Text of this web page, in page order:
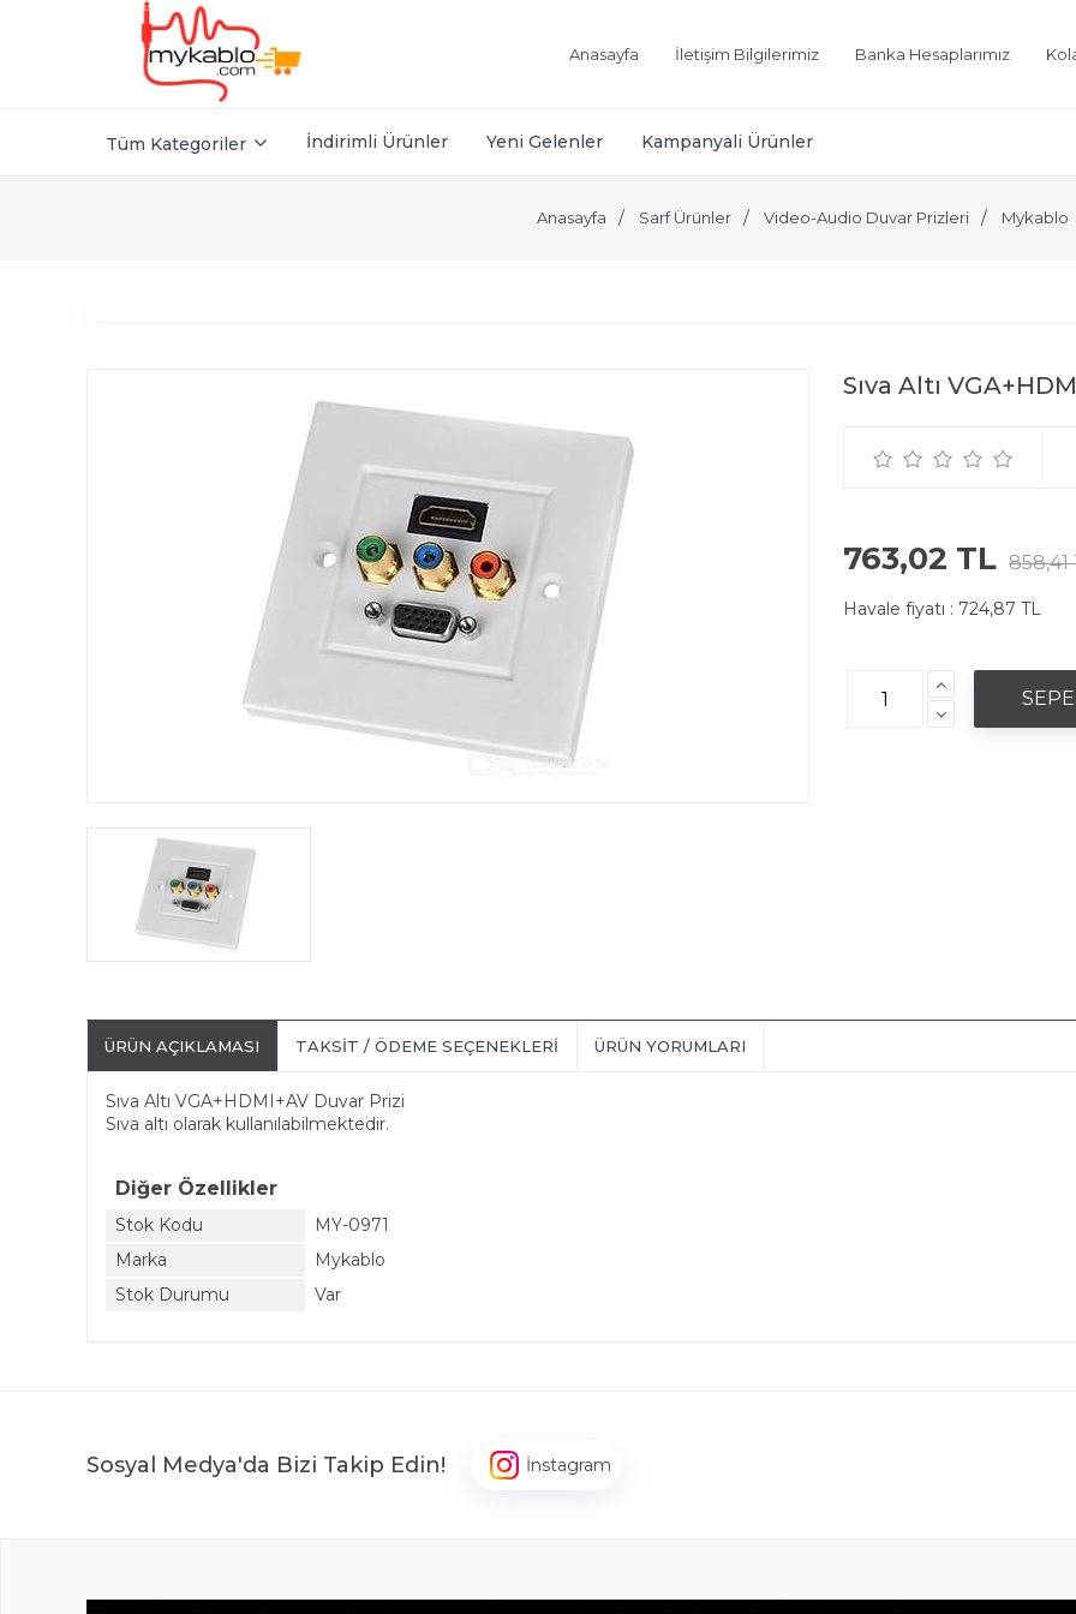
Anasayfa İletişim Bilgilerimiz Banka Hesaplarımız
Tüm Kategoriler İndirimli Ürünler Yeni Gelenler Kampanyali Ürünler
Anasayfa Sarf Ürünler Video-Audio Duvar Prizleri Mykablo
Sıva Altı
763,02 TL 858,41
Havale fiyatı : 724,87 TL
ÜRÜN AÇIKLAMASI TAKSIT / ÖDEME SEÇENEKLERI ÜRÜN YORUMLARI
Sıva Altı VGA+HDMI+AV Duvar Prizi
Sıva altı olarak kullanılabilmektedir.
Diğer Özellikler
Stok Kodu
MY-0971
Marka
Mykablo
Stok Durumu
Var
Sosyal Medya'da Bizi Takip Edin! İnstagram